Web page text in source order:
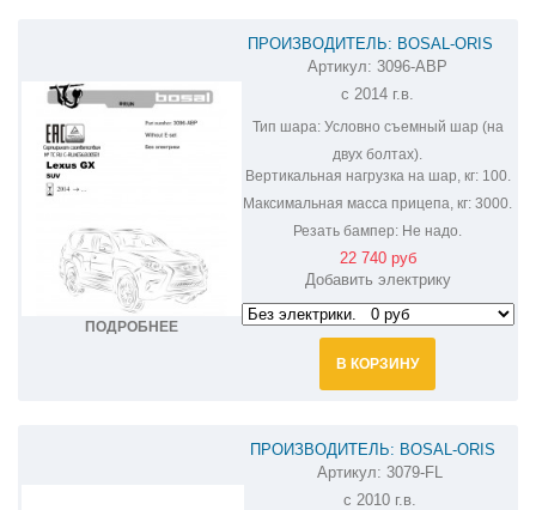
ПОДРОБНЕЕ
ПРОИЗВОДИТЕЛЬ: BOSAL-ORIS
ФАРКОП НА LEXUS GX 460 3096-ABP
Артикул: 3096-ABP
с 2014 г.в.
Тип шара:Условно съемный шар (на
двух болтах).
Вертикальная нагрузка на шар, кг:100.
Максимальная масса прицепа, кг: 3000.
Резать бампер: Не надо.
22 740 руб
Добавить электрику
В КОРЗИНУ
ПРОИЗВОДИТЕЛЬ: BOSAL-ORIS
ФАРКОП НА LEXUS GX 460 3079-FL
Артикул: 3079-FL
с 2010 г.в.